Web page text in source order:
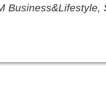
Business&Lifestyle,